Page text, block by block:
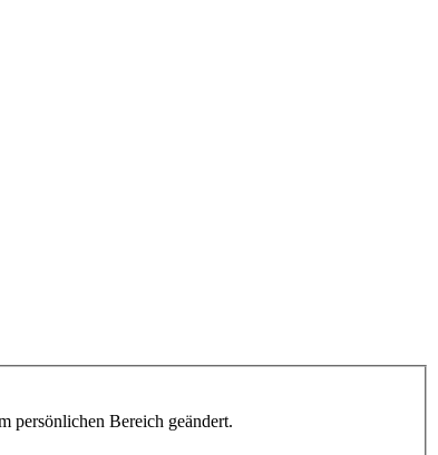
persönlichen Bereich geändert.